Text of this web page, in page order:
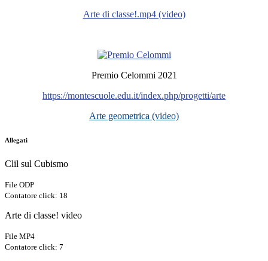
Arte di classe!.mp4 (video)
Premio Celommi 2021
https://montescuole.edu.it/index.php/progetti/arte
Arte geometrica (video)
Allegati
Clil sul Cubismo
File ODP
Contatore click: 18
Arte di classe! video
File MP4
Contatore click: 7